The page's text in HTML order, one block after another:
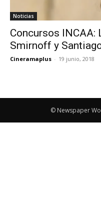
Noticias
Concursos
Smirnoff y
Cineramaplus - 19 junio, 2018
© Newspaper